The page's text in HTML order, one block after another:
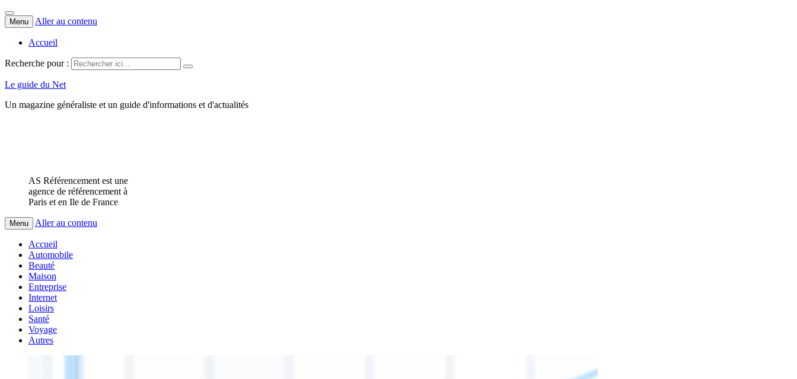
Menu Aller au contenu
Accueil
Recherche pour :
Le guide du Net
Un magazine généraliste et un guide d'informations et d'actualités
AS Référencement est une
agence de référencement à
Paris et en Ile de France
Menu Aller au contenu
Accueil
Automobile
Beauté
Maison
Entreprise
Internet
Loisirs
Santé
Voyage
Autres